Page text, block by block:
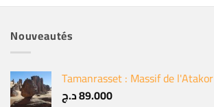
Nouveautés
Tamanrasset : Massif de l'Atakor
89.000د.ج